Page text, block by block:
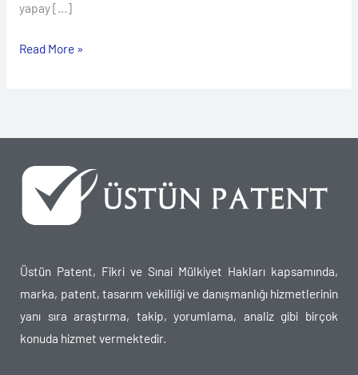
yapay […]
Read More »
Üstün Patent, Fikri ve Sınai Mülkiyet Hakları kapsamında,
marka, patent, tasarım vekilliği ve danışmanlığı hizmetlerinin
yanı sıra araştırma, takip, yorumlama, analiz gibi birçok
konuda hizmet vermektedir.